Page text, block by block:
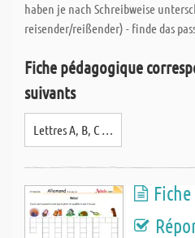
haben je nach Schreibweise
reisender/reißender) - finde das
Fiche pédagogique
suivants
Lettres A, B, C …